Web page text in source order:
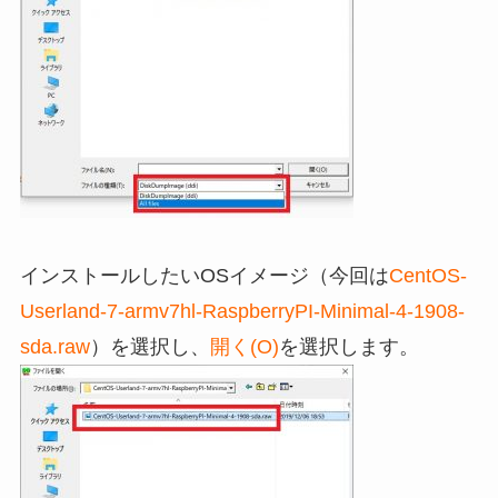
インストールしたいOSイメージ（今回はCentOS-
Userland-7-armv7hl-RaspberryPI-Minimal-4-1908-
sda.raw）を選択し、 開く(O)を選択します。